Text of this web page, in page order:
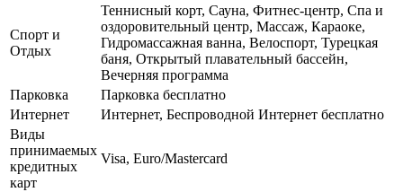
Спорт и
Отдых
Теннисный корт, Сауна, Фитнес-центр, Спа и
оздоровительный центр, Массаж, Караоке,
Гидромассажная ванна, Велоспорт, Турецкая
баня, Открытый плавательный бассейн,
Вечерняя программа
Парковка
Парковка бесплатно
Интернет
Интернет, Беспроводной Интернет бесплатно
Виды
принимаемых
кредитных
карт
Visa, Euro/Mastercard